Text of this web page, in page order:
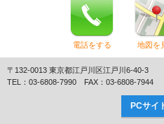
電話をする 地図を
〒132-0013 東京都江戸川区江戸川6-40-3
TEL：03-6808-7990 FAX：03-6808-7944
PCサイ